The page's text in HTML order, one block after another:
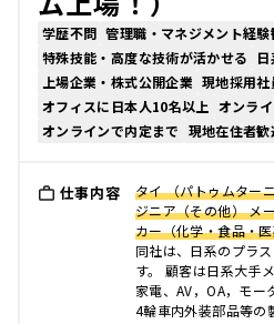
学歴不問 管理職・マネジメント経験
特殊技能・高度な技術が活かせる
上場企業・株式公開企業 現地採用
オフィスに日本人10名以上 オンラ
オンラインで内定まで 現地在住者歓
仕事内容
タイ （パトゥムター
ジニア（その他） メ
カー（化学・食品・
同社は、日系のプラ
す。 顧客は日系大手
家電、AV，OA，モー
4輪車内外装部品等の